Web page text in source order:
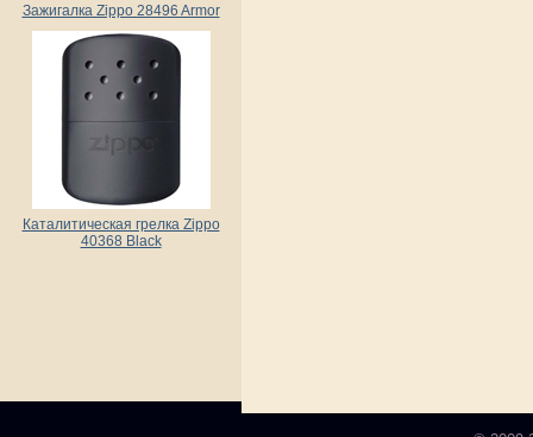
Зажигалка Zippo 28496 Armor
Каталитическая грелка Zippo
40368 Black